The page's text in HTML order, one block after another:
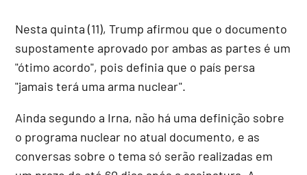
Nesta quinta (11), Trump afirmou que o documento
supostamente aprovado por ambas as partes é um
"ótimo acordo", pois definia que o país persa
"jamais terá uma arma nuclear".
Ainda segundo a Irna, não há uma definição sobre
o programa nuclear no atual documento, e as
conversas sobre o tema só serão realizadas em